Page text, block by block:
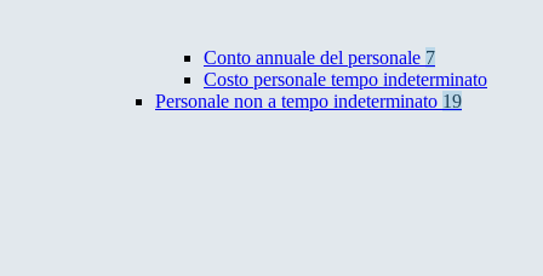
Conto annuale del personale 7
Costo personale tempo indeterminato
Personale non a tempo indeterminato 19